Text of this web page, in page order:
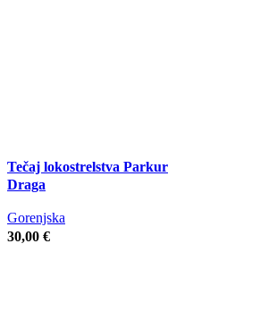
Tečaj lokostrelstva Parkur
Draga
Gorenjska
30,00 €